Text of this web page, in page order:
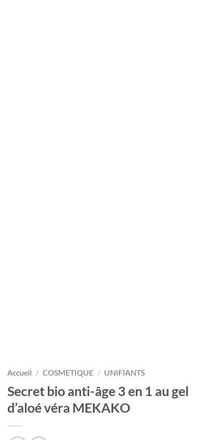
Accueil / COSMETIQUE / UNIFIANTS
Secret bio anti-âge 3 en 1 au gel
d’aloé véra MEKAKO